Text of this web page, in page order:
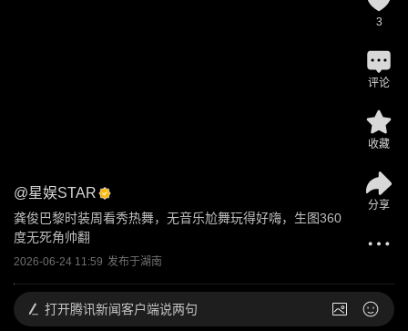
@星娱STAR
龚俊巴黎时装周看秀热舞，无音乐尬舞玩得好嗨，生图360
度无死角帅翻
2026-06-24 11:59 发布于湖南
3
评论
收藏
分享
打开腾讯新闻客户端说两句